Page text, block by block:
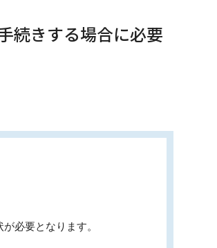
続きする場合に必要
必要となります。